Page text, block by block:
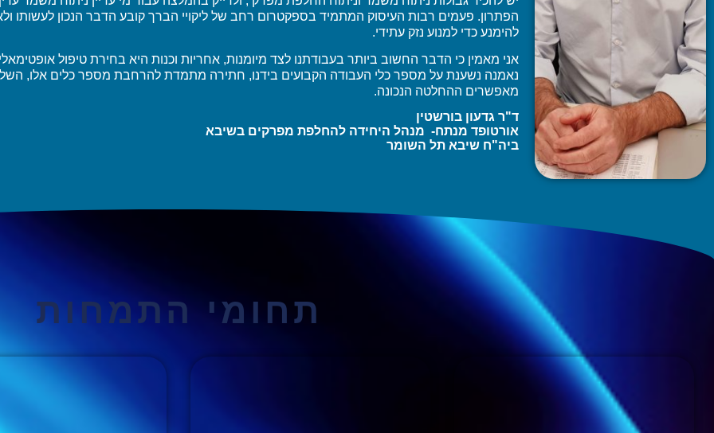
הפתרון. פעמים רבות העיסוק המתמיד בספקטרום רחב של ליקויי הברך קובע הדבר הנכון לעשותו
להימנע כדי למנוע נזק עתידי.
אני מאמין כי הדבר החשוב ביותר בעבודתנו לצד מיומנות, אחריות וכנות היא בחירת טיפול
נאמנה נשענת על מספר כלי העבודה הקבועים בידנו, חתירה מתמדת להרחבת מספר כלים אלו,
מאפשרים ההחלטה הנכונה.
ד"ר גדעון בורשטין
אורטופד מנתח- מנהל היחידה להחלפת מפרקים בשיבא
ביה"ח שיבא תל השומר
תחומי התמחות